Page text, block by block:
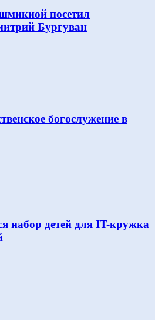
посетил
Бургуван
богослужение в
набор детей для IT-кружка